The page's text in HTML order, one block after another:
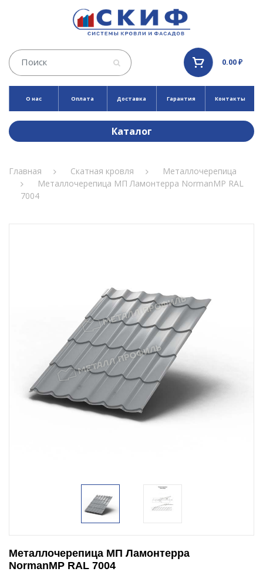
0.00 ₽
О нас Оплата Доставка Гарантия Контакты
Каталог
Главная Скатная кровля
Металлочерепица
Металлочерепица МП Ламонтерра NormanMP RAL
7004
Металлочерепица МП Ламонтерра
NormanMP RAL 7004